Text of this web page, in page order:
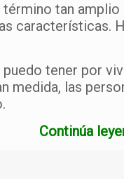
tan
características.
tener por
medida, las
Continúa